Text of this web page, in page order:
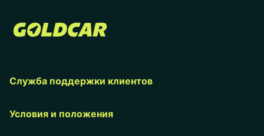
Служба поддержки клиентов
Условия и положения